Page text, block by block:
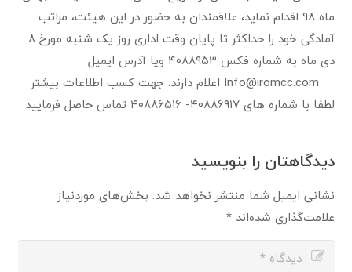
ماه ۹۸ اقدام نماید، علاقمندان به حضور در این هیئت، مراتب
آمادگی خود را حداکثر تا پایان وقت اداری روز یک شنبه مورخ ۸
دی ماه به شماره فکس ۴۰۸۸۹۵۳ ویا آدرس ایمیل
Info@iromcc.com اعلام دارند. جهت کسب اطلاعات بیشتر
لطفا با شماره های ۴۰۸۸۶۹۱۷- ۴۰۸۸۶۵۱۶ تماس حاصل فرمایید
دیدگاهتان را بنویسید
نشانی ایمیل شما منتشر نخواهد شد. بخش‌های موردنیاز
علامت‌گذاری شده‌اند*